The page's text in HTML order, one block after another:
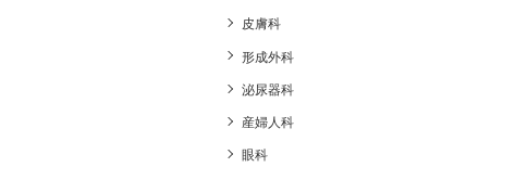
皮膚科
形成外科
泌尿器科
産婦人科
眼科